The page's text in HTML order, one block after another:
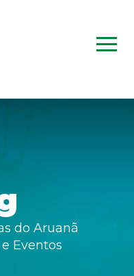
do Aruanã
Eventos